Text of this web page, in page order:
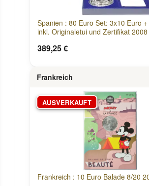
Spanien : 80 Euro Set: 3x10 Euro
inkl. Originaletui und Zertifikat 2008
389,25 €
Frankreich
AUSVERKAUFT
Frankreich : 10 Euro Balade 8/20